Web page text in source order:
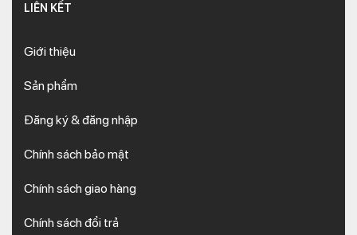
LIÊN KẾT
Giới thiệu
Sản phẩm
Đăng ký & đăng nhập
Chính sách bảo mật
Chính sách giao hàng
Chính sách đổi trả